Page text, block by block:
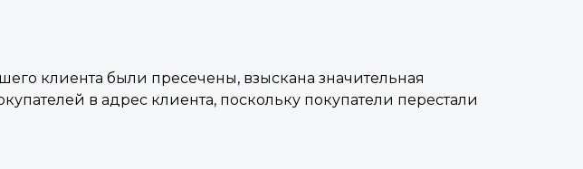
клиента были пресечены, взыскана значительная
в адрес клиента, поскольку покупатели перестали